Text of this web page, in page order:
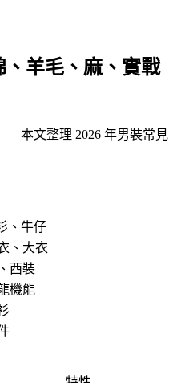
、羊毛、麻、實戰
本文整理 2026 年男裝常見
、牛仔
、大衣
西裝
機能